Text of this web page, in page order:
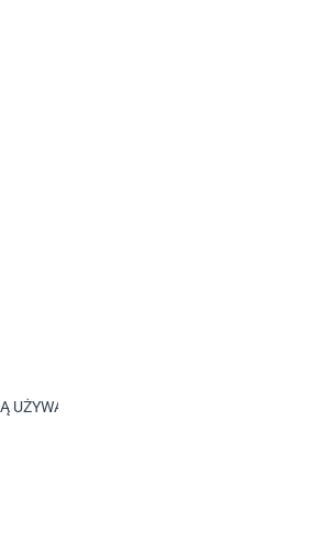
UŻYWANE TRAMWAJE. Z NIEMIEC